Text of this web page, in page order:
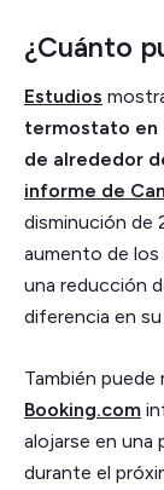
¿Cuánto
Estudios
termostato en
de alrededor
informe de
disminución de
aumento de
una reducción
diferencia en
También puede
Booking.com
alojarse en una
durante el